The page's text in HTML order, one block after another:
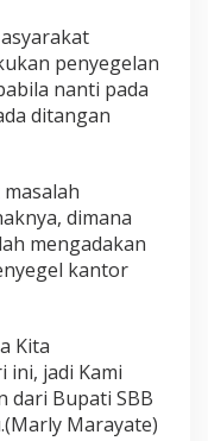
penyegelan
nanti pada
ditangan
dimana
mengadakan
kantor
Kita
ini, jadi Kami
dari Bupati SBB
Marayate)